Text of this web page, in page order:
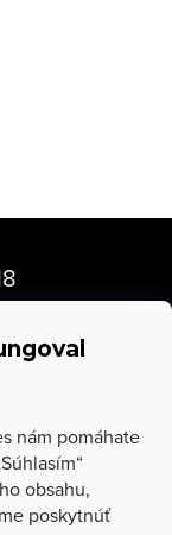
nám pomáhate
obsahu,
poskytnúť